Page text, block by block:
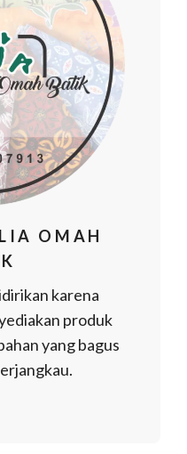
OMAH
karena
produk
yang bagus